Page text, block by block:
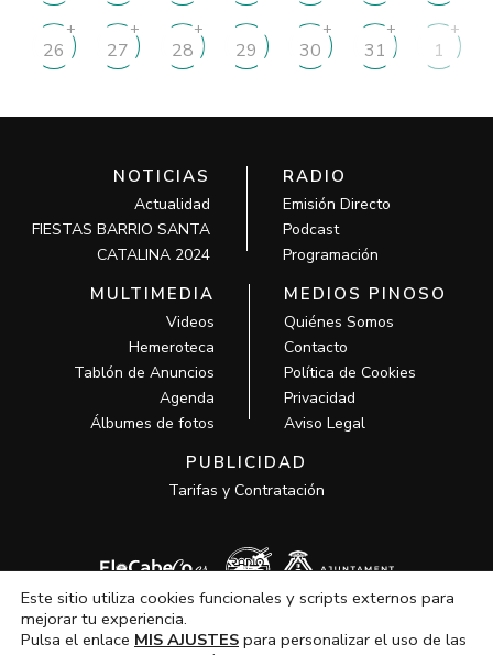
26
+
27
+
28
+
29 30
+
31
+
1
+
NOTICIAS
Actualidad
FIESTAS BARRIO SANTA
CATALINA 2024
RADIO
Emisión Directo
Podcast
Programación
MULTIMEDIA
Videos
Hemeroteca
Tablón de Anuncios
Agenda
Álbumes de fotos
MEDIOS PINOSO
Quiénes Somos
Contacto
Política de Cookies
Privacidad
Aviso Legal
PUBLICIDAD
Tarifas y Contratación
Este sitio utiliza cookies funcionales y scripts externos para
mejorar tu experiencia.
Pulsa el enlace MIS AJUSTES para personalizar el uso de las